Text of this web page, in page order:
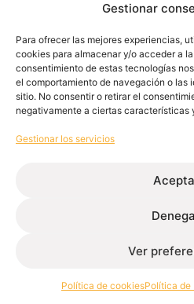
Gestionar
Para ofrecer las mejores experiencias,
cookies para almacenar y/o acceder a
consentimiento de estas tecnologías
el comportamiento de navegación o las
sitio. No consentir o retirar el
negativamente a ciertas características
Gestionar los servicios
Ver
Política de cookiesPolítica de
Manillas
Extrusión de perfiles de
Contacto